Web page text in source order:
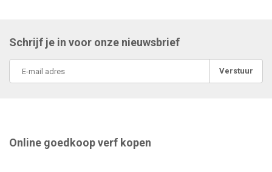
Schrijf je in voor onze nieuwsbrief
Verstuur
Online goedkoop verf kopen